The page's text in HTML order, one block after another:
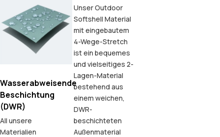
Wasserabweisende
Beschichtung
(DWR)
All unsere
Materialien
Unser Outdoor
Softshell Material
mit eingebautem
4-Wege-Stretch
ist ein bequemes
und vielseitiges 2-
Lagen-Material
bestehend aus
einem weichen,
DWR-
beschichteten
Außenmaterial